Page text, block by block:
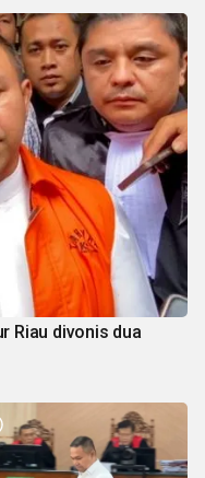
Riau divonis dua